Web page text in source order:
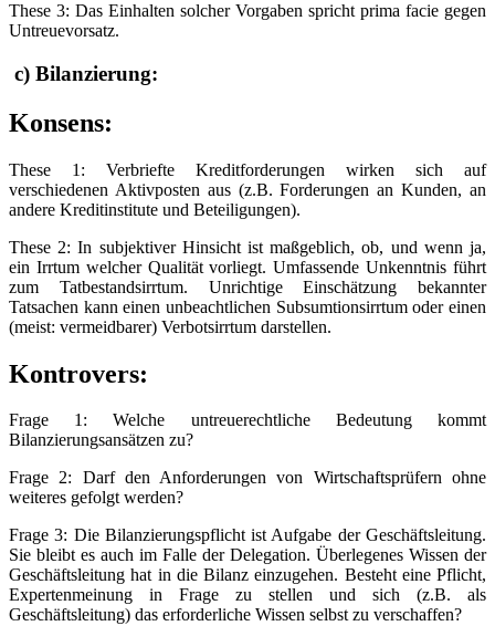
These 3: Das Einhalten solcher Vorgaben spricht prima facie gegen
Untreuevorsatz.
c) Bilanzierung:
Konsens:
These 1: Verbriefte Kreditforderungen wirken sich auf
verschiedenen Aktivposten aus (z.B. Forderungen an Kunden, an
andere Kreditinstitute und Beteiligungen).
These 2: In subjektiver Hinsicht ist maßgeblich, ob, und wenn ja,
ein Irrtum welcher Qualität vorliegt. Umfassende Unkenntnis führt
zum Tatbestandsirrtum. Unrichtige Einschätzung bekannter
Tatsachen kann einen unbeachtlichen Subsumtionsirrtum oder einen
(meist: vermeidbarer) Verbotsirrtum darstellen.
Kontrovers:
Frage 1: Welche untreuerechtliche Bedeutung kommt
Bilanzierungsansätzen zu?
Frage 2: Darf den Anforderungen von Wirtschaftsprüfern ohne
weiteres gefolgt werden?
Frage 3: Die Bilanzierungspflicht ist Aufgabe der Geschäftsleitung.
Sie bleibt es auch im Falle der Delegation. Überlegenes Wissen der
Geschäftsleitung hat in die Bilanz einzugehen. Besteht eine Pflicht,
Expertenmeinung in Frage zu stellen und sich (z.B. als
Geschäftsleitung) das erforderliche Wissen selbst zu verschaffen?